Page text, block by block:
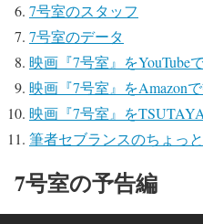
7号室のスタッフ
7号室のデータ
映画『7号室』をYouTube
映画『7号室』をAmazonで
映画『7号室』を
筆者セブランスのちょっ
7号室の予告編